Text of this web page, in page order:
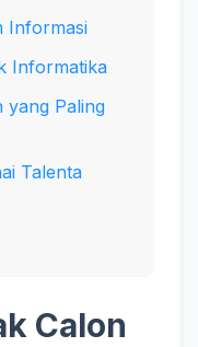
Informasi
Informatika
yang Paling
Talenta
Calon